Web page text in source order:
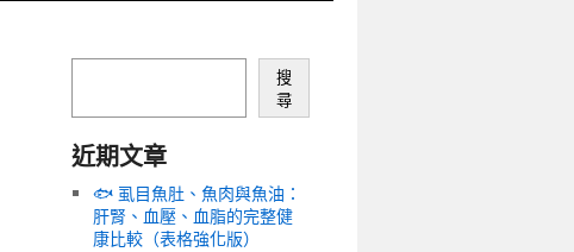
搜
尋
近期文章
🐟 虱目魚肚、魚肉與魚油：
肝腎、血壓、血脂的完整健
康比較（表格強化版）